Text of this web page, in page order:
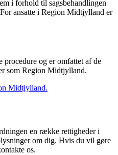
i forhold til sagsbehandlingen
ansatte i Region Midtjylland er
og er omfattet af de
som Region Midtjylland.
Midtjylland.
en række rettigheder i
om dig. Hvis du vil gøre
os.